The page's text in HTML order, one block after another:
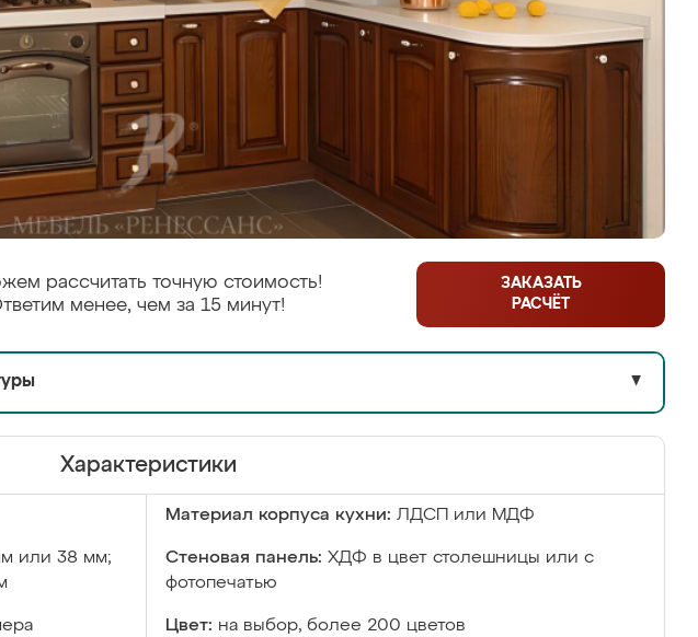
рассчитать точную стоимость!
менее, чем за 15 минут!
ЗАКАЗАТЬ
РАСЧЁТ
▼
Характеристики
Материал корпуса кухни: ЛДСП или МДФ
или 38 мм;
Стеновая панель: ХДФ в цвет столешницы или с
фотопечатью
Цвет: на выбор, более 200 цветов